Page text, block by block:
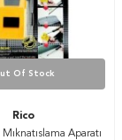
Of Stock
Rico
Mıknatıslama Aparatı